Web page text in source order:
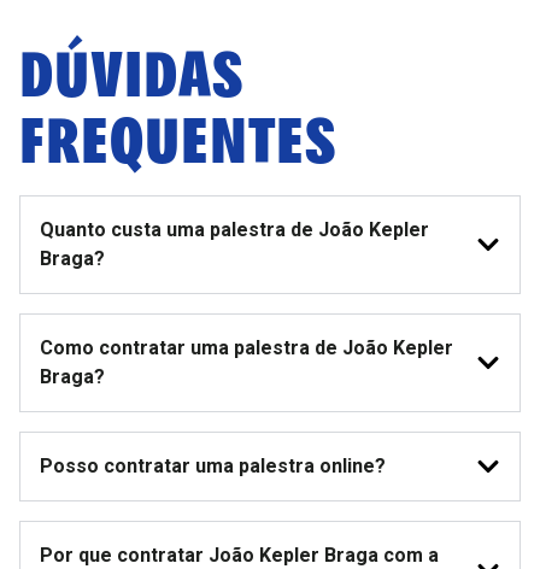
DÚVIDAS
FREQUENTES
Quanto custa uma palestra de João Kepler
Braga?
Como contratar uma palestra de João Kepler
Braga?
Posso contratar uma palestra online?
Por que contratar João Kepler Braga com a